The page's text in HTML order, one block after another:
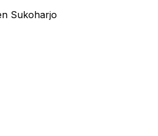
Sukoharjo